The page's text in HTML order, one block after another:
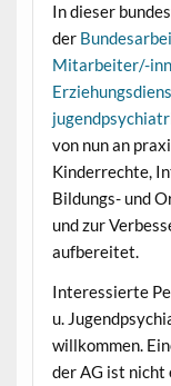
In dieser
der
Mitarbeiter/-
von nun an
Kinderrechte,
Bildungs- und
und zur
aufbereitet.
Interessierte
u.
willkommen.
der AG ist nicht